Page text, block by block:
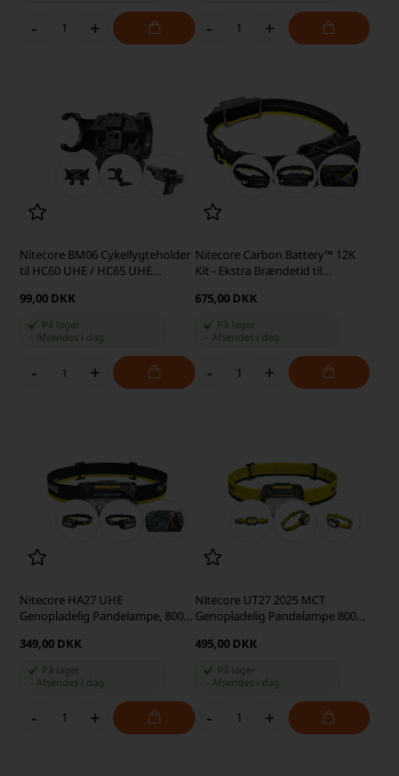
- + - +
Nitecore BM06 Cykellygteholder
til HC60 UHE / HC65 UHE
99,00 DKK
På lager
-Afsendes i dag
- +
Nitecore Carbon Battery™ 12K
Kit - Ekstra Brændetid til
675,00 DKK
På lager
Afsendes i dag
- +
Nitecore HA27 UHE
Genopladelig Pandelampe, 800
349,00 DKK
På lager
Afsendes i dag
- +
Nitecore UT27 2025 MCT
Genopladelig Pandelampe 800
495,00 DKK
På lager
Afsendes i dag
- +